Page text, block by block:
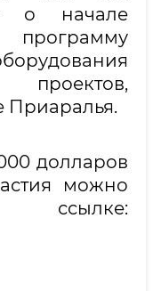
о начале
Приаралья.
долларов
можно
ссылке: